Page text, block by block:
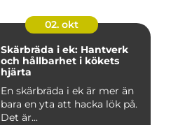
02. okt
Skärbräda i ek: Hantverk
och hållbarhet i kökets
hjärta
En skärbräda i ek är mer än
bara en yta att hacka lök på.
Det är...